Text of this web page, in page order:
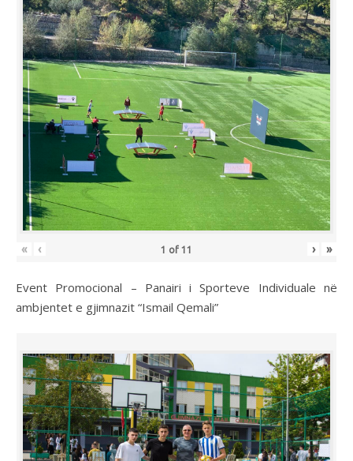
« ‹ 1 of 11 › »
Event Promocional – Panairi i Sporteve Individuale në
ambjentet e gjimnazit “Ismail Qemali”